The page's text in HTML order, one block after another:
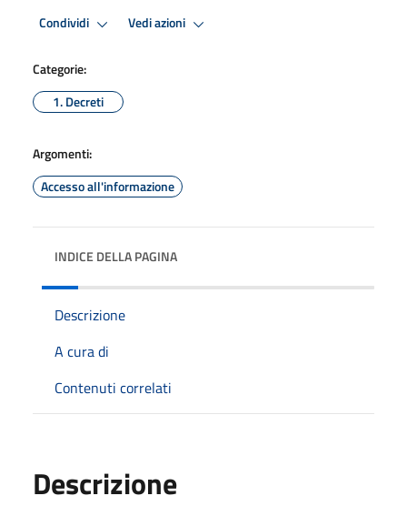
Condividi Vedi azioni
Categorie:
1. Decreti
Argomenti:
Accesso all'informazione
INDICE DELLA PAGINA
Descrizione
A cura di
Contenuti correlati
Descrizione